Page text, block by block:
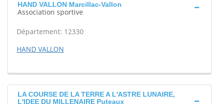
HAND VALLON Marcillac-Vallon
Association sportive
Département: 12330
HAND VALLON
LA COURSE DE LA TERRE A L'ASTRE LUNAIRE,
L'IDEE DU MILLENAIRE Puteaux